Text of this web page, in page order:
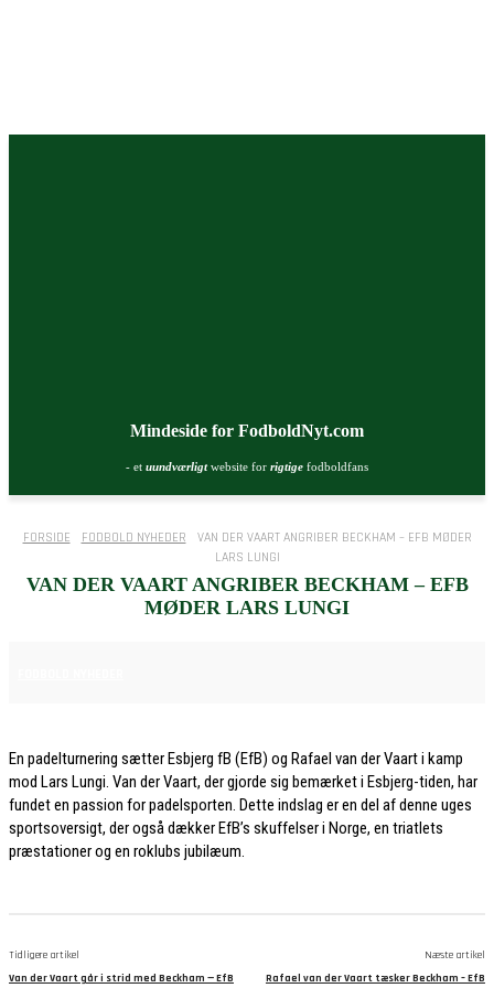
Mindeside for FodboldNyt.com
- et uundværligtwebsite for rigtige fodboldfans
FORSIDE FODBOLD NYHEDER
VAN DER VAART ANGRIBER BECKHAM – EFB MØDER
LARS LUNGI
VAN DER VAART ANGRIBER BECKHAM – EFB
MØDER LARS LUNGI
En padelturnering sætter Esbjerg fB (EfB) og Rafael van der Vaart i kamp
mod Lars Lungi. Van der Vaart, der gjorde sig bemærket i Esbjerg-tiden, har
fundet en passion for padelsporten. Dette indslag er en del af denne uges
sportsoversigt, der også dækker EfB’s skuffelser i Norge, en triatlets
præstationer og en roklubs jubilæum.
Tidligere artikel
Van der Vaart går i strid med Beckham — EfB
Næste artikel
Rafael van der Vaart tæsker Beckham – EfB